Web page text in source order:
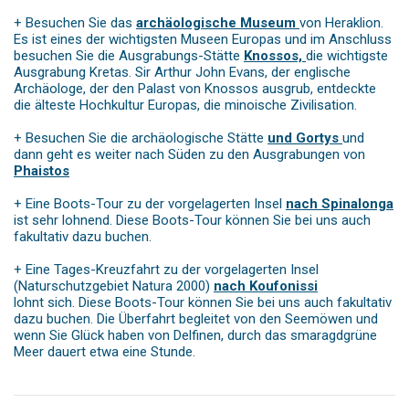
+ Besuchen Sie das archäologische Museum von Heraklion.
Es ist eines der wichtigsten Museen Europas und im Anschluss
besuchen Sie die Ausgrabungs-Stätte Knossos, die wichtigste
Ausgrabung Kretas. Sir Arthur John Evans, der englische
Archäologe, der den Palast von Knossos ausgrub, entdeckte
die älteste Hochkultur Europas, die minoische Zivilisation.
+ Besuchen Sie die archäologische Stätte und Gortys und
dann geht es weiter nach Süden zu den Ausgrabungen von
Phaistos
+ Eine Boots-Tour zu der vorgelagerten Insel nach Spinalonga
ist sehr lohnend. Diese Boots-Tour können Sie bei uns auch
fakultativ dazu buchen.
+ Eine Tages-Kreuzfahrt zu der vorgelagerten Insel
(Naturschutzgebiet Natura 2000) nach Koufonissi
lohnt sich. Diese Boots-Tour können Sie bei uns auch fakultativ
dazu buchen. Die Überfahrt begleitet von den Seemöwen und
wenn Sie Glück haben von Delfinen, durch das smaragdgrüne
Meer dauert etwa eine Stunde.